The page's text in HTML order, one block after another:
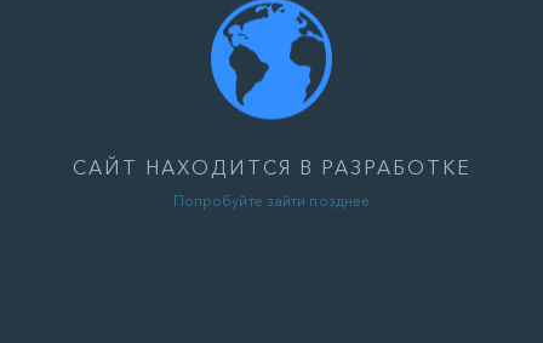
САЙТ НАХОДИТСЯ В РАЗРАБОТКЕ
Попробуйте зайти позднее